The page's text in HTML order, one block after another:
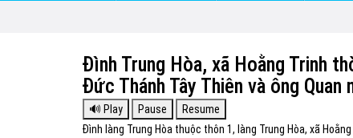
Đình Trung Hòa, xã Hoằng Trinh
Đức Thánh Tây Thiên và ông Quan
Đình làng Trung Hòa thuộc thôn 1, làng Trung Hòa, xã